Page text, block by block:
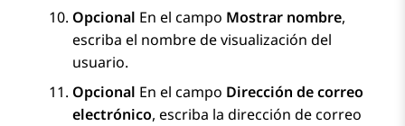
Opcional En el campo Mostrar nombre,
escriba el nombre de visualización del
usuario.
Opcional En el campo Dirección de correo
electrónico, escriba la dirección de correo